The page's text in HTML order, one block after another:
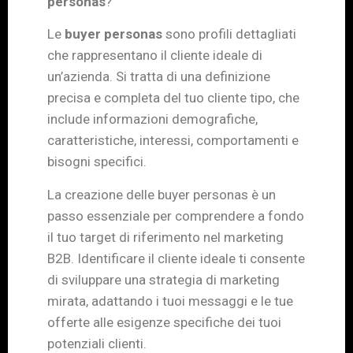
Le buyer personas sono profili dettagliati
che rappresentano il cliente ideale di
un’azienda. Si tratta di una definizione
precisa e completa del tuo cliente tipo, che
include informazioni demografiche,
caratteristiche, interessi, comportamenti e
bisogni specifici.
La creazione delle buyer personas è un
passo essenziale per comprendere a fondo
il tuo target di riferimento nel marketing
B2B. Identificare il cliente ideale ti consente
di sviluppare una strategia di marketing
mirata, adattando i tuoi messaggi e le tue
offerte alle esigenze specifiche dei tuoi
potenziali clienti.